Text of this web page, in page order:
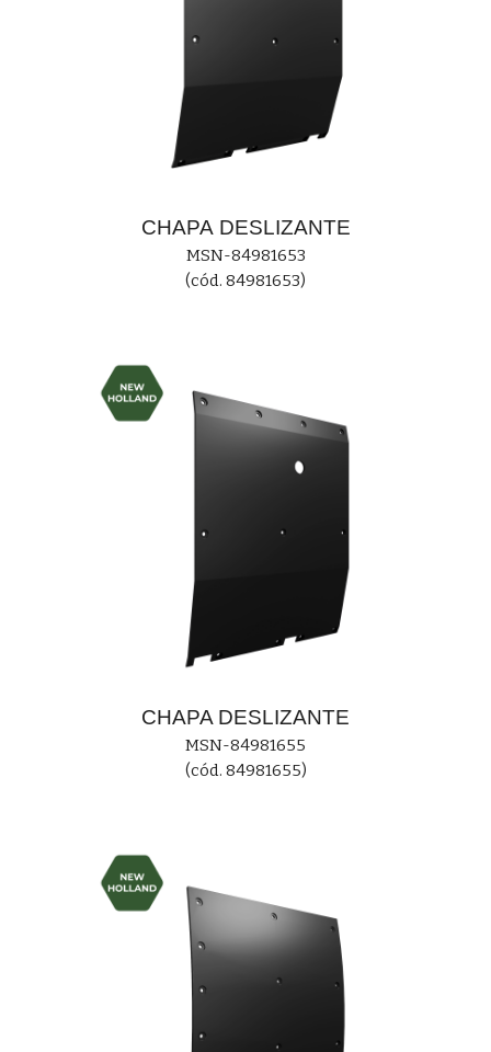
CHAPA DESLIZANTE
MSN-84981653
(cód. 84981653)
CHAPA DESLIZANTE
MSN-84981655
(cód. 84981655)